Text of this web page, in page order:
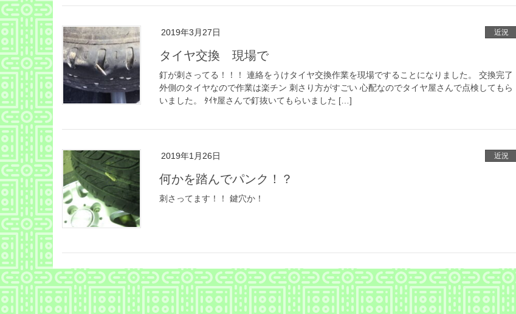
2019年3月27日 近況
タイヤ交換 現場で
釘が刺さってる！！！ 連絡をうけタイヤ交換作業を現場ですることになりました。 交換完了
外側のタイヤなので作業は楽チン 刺さり方がすごい 心配なのでタイヤ屋さんで点検してもら
いました。 ﾀｲﾔ屋さんで釘抜いてもらいました […]
2019年1月26日 近況
何かを踏んでパンク！？
刺さってます！！ 鍵穴か！